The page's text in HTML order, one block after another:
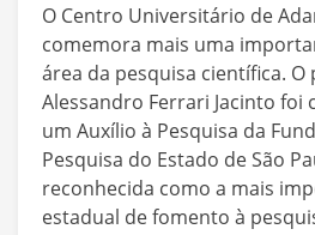
O Centro Universitário de
comemora mais uma
área da pesquisa científica.
Alessandro Ferrari Jacinto foi
um Auxílio à Pesquisa da
Pesquisa do Estado de São
reconhecida como a mais
estadual de fomento à